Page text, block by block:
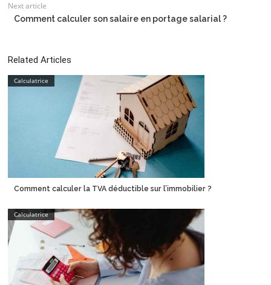
Next article
Comment calculer son salaire en portage salarial ?
Related Articles
Calculatrice
Comment calculer la TVA déductible sur l’immobilier ?
Calculatrice